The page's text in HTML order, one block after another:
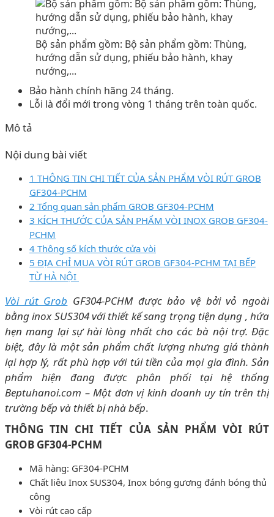
Bộ sản phẩm gồm: Bộ sản phẩm gồm: Thùng,
hướng dẫn sử dụng, phiếu bảo hành, khay
nướng,...
Bảo hành chính hãng 24 tháng.
Lỗi là đổi mới trong vòng 1 tháng trên toàn quốc.
Mô tả
Nội dung bài viết
1 THÔNG TIN CHI TIẾT CỦA SẢN PHẨM VÒI RÚT GROB
GF304-PCHM
2 Tổng quan sản phẩm GROB GF304-PCHM
3 KÍCH THƯỚC CỦA SẢN PHẨM VÒI INOX GROB GF304-
PCHM
4 Thông số kích thước cửa vòi
5 ĐỊA CHỈ MUA VÒI RÚT GROB GF304-PCHM TẠI BẾP
TỪ HÀ NỘI
Vòi rút Grob GF304-PCHM được bảo vệ bởi vỏ ngoài
bằng inox SUS304 với thiết kế sang trọng tiện dụng , hứa
hẹn mang lại sự hài lòng nhất cho các bà nội trợ. Đặc
biệt, đây là một sản phẩm chất lượng nhưng giá thành
lại hợp lý, rất phù hợp với túi tiền của mọi gia đình. Sản
phẩm hiện đang được phân phối tại hệ thống
Beptuhanoi.com – Một đơn vị kinh doanh uy tín trên thị
trường bếp và thiết bị nhà bếp.
THÔNG TIN CHI TIẾT CỦA SẢN PHẨM VÒI RÚT
GROB GF304-PCHM
Mã hàng: GF304-PCHM
Chất liêu Inox SUS304, Inox bóng gương đánh bóng thủ
công
Vòi rút cao cấp